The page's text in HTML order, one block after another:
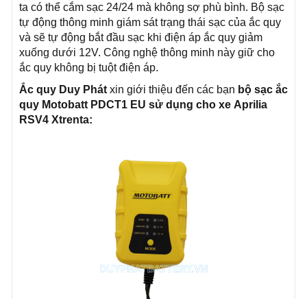
ta có thể cắm sạc 24/24 mà không sợ phù bình. Bộ sạc
tự động thông minh giám sát trạng thái sạc của ắc quy
và sẽ tự động bắt đầu sạc khi điện áp ắc quy giảm
xuống dưới 12V. Công nghệ thông minh này giữ cho
ắc quy không bị tuột điện áp.
Ắc quy Duy Phátxin giới thiệu đến các bạn bộ sạc ắc
quy Motobatt PDCT1 EU sử dụng cho xe Aprilia
RSV4 Xtrenta: